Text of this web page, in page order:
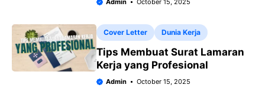
Admin October 15, 2025
Cover Letter Dunia Kerja
Tips Membuat Surat Lamaran
Kerja yang Profesional
Admin October 15, 2025